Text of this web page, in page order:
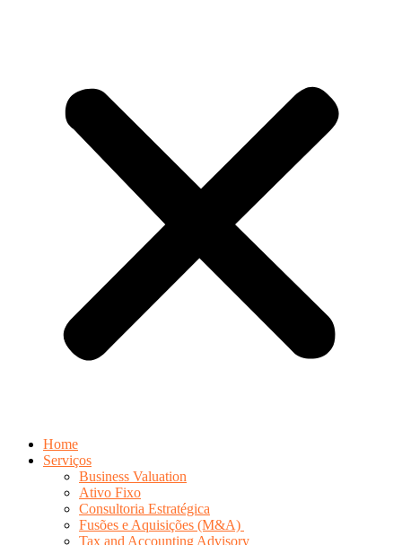
Home
Serviços
Business Valuation
Ativo Fixo
Consultoria Estratégica
Fusões e Aquisições (M&A)
Tax and Accounting Advisory